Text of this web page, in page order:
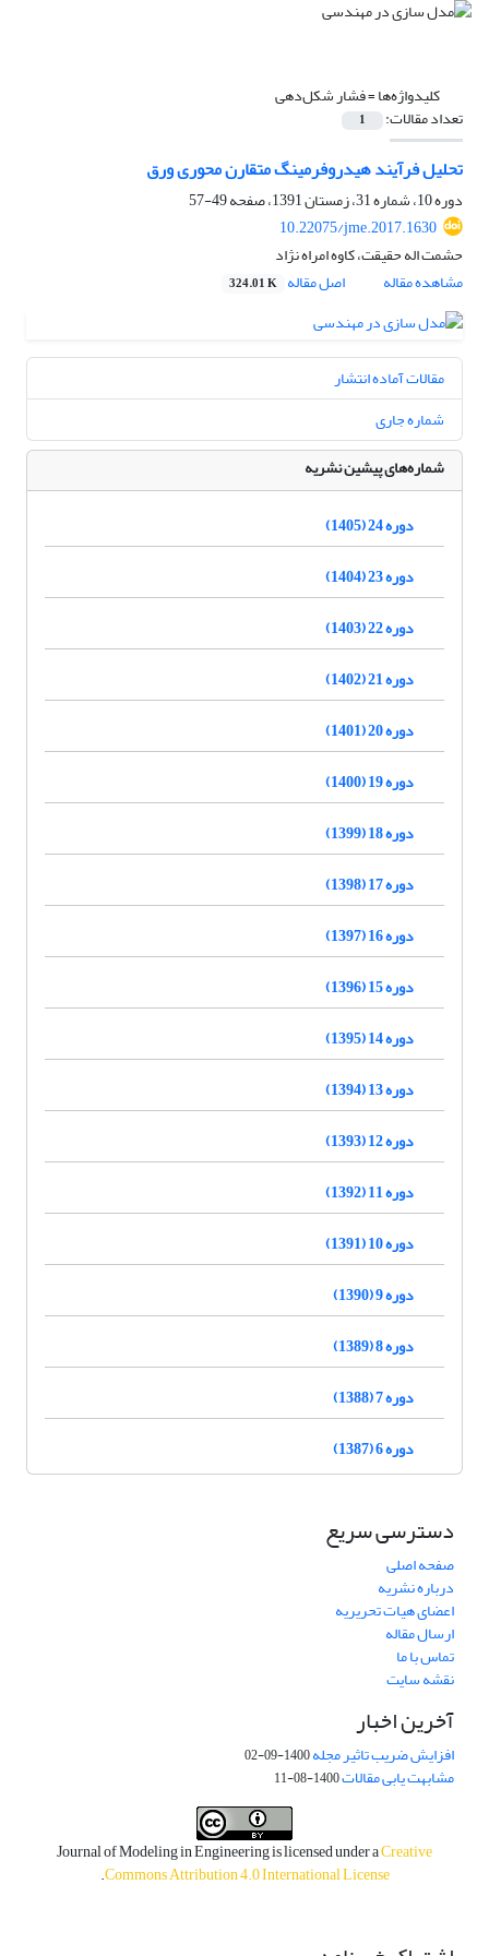
کلیدواژه‌ها =فشار شکل‌دهی
تعداد مقالات: 1
تحلیل فرآیند هیدروفرمینگ متقارن محوری ورق
دوره 10، شماره 31، زمستان 1391، صفحه
49-57
10.22075/jme.2017.1630
حشمت اله حقیقت، کاوه امراه نژاد
مشاهده مقاله
اصل مقاله 324.01 K
مقالات آماده انتشار
شماره جاری
شماره‌های پیشین نشریه
دوره 24 (1405)
دوره 23 (1404)
دوره 22 (1403)
دوره 21 (1402)
دوره 20 (1401)
دوره 19 (1400)
دوره 18 (1399)
دوره 17 (1398)
دوره 16 (1397)
دوره 15 (1396)
دوره 14 (1395)
دوره 13 (1394)
دوره 12 (1393)
دوره 11 (1392)
دوره 10 (1391)
دوره 9 (1390)
دوره 8 (1389)
دوره 7 (1388)
دوره 6 (1387)
دسترسی سریع
صفحه اصلی
درباره نشریه
اعضای هیات تحریریه
ارسال مقاله
تماس با ما
نقشه سایت
آخرین اخبار
افزایش ضریب تاثیر مجله1400-09-02
مشابهت یابی مقالات1400-08-11
Journal of Modeling in Engineering is licensed under aCreative
Commons Attribution 4.0 International License
.